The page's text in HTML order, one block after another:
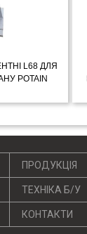
L68 ДЛЯ
POTAIN
ПРОДУКЦІЯ
ТЕХНІКА Б/У
КОНТАКТИ